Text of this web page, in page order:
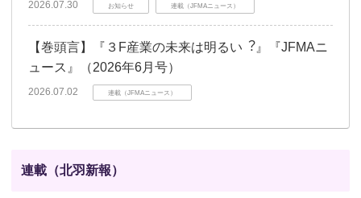
2026.07.30 お知らせ 連載（JFMAニュース）
【巻頭言】『３F産業の未来は明るい︖』『JFMAニ
ュース』（2026年6月号）
2026.07.02 連載（JFMAニュース）
連載（北羽新報）